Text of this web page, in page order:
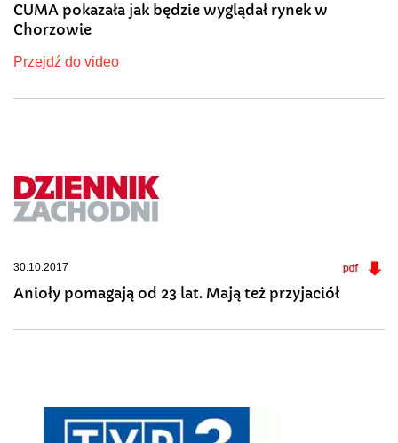
CUMA pokazała jak będzie wyglądał rynek w
Chorzowie
Przejdź do video
30.10.2017
Anioły pomagają od 23 lat. Mają też przyjaciół